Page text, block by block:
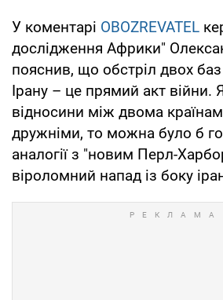
У коментарі OBOZREVATEL
дослідження Африки"
пояснив, що обстріл двох
Ірану – це прямий акт війни.
відносини між двома
дружніми, то можна було б
аналогії з "новим Перл-
віроломний напад із боку